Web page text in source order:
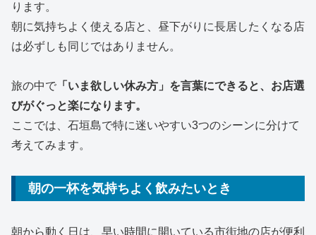
ります。
朝に気持ちよく使える店と、昼下がりに長居したくなる店
は必ずしも同じではありません。
旅の中で 「いま欲しい休み方」を言葉にできると、お店選
びがぐっと楽になります。
ここでは、石垣島で特に迷いやすい3つのシーンに分けて
考えてみます。
朝の一杯を気持ちよく飲みたいとき
朝から動く日は、早い時間に開いている市街地の店が便利